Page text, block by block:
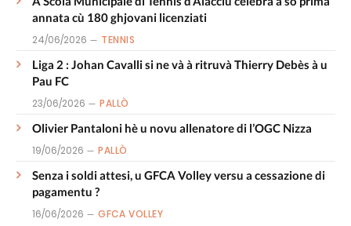
annata cù 180 ghjovani licenziati
24/06/2026 TENNIS
Liga 2 : Johan Cavalli si ne và à ritruvà Thierry Debès à u
Pau FC
23/06/2026 PALLÒ
Olivier Pantaloni hè u novu allenatore di l’OGC Nizza
19/06/2026 PALLÒ
Senza i soldi attesi, u GFCA Volley versu a cessazione di
pagamentu ?
16/06/2026 GFCA VOLLEY